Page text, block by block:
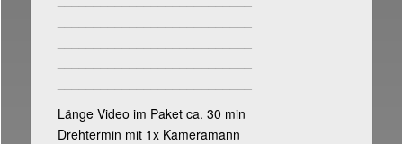
Länge Video im Paket ca. 30 min
Drehtermin mit 1x Kameramann